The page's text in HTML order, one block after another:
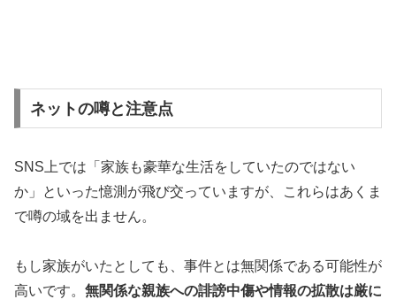
ネットの噂と注意点
SNS上では「家族も豪華な生活をしていたのではない
か」といった憶測が飛び交っていますが、これらはあくま
で噂の域を出ません。
もし家族がいたとしても、事件とは無関係である可能性が
高いです。 無関係な親族への誹謗中傷や情報の拡散は厳に